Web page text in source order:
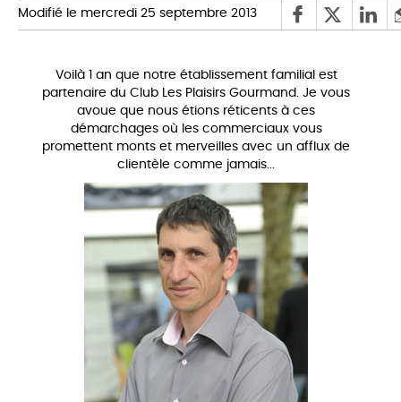
Modifié le mercredi 25 septembre 2013
Voilà 1 an que notre établissement familial est
partenaire du Club Les Plaisirs Gourmand. Je vous
avoue que nous étions réticents à ces
démarchages où les commerciaux vous
promettent monts et merveilles avec un afflux de
clientèle comme jamais...